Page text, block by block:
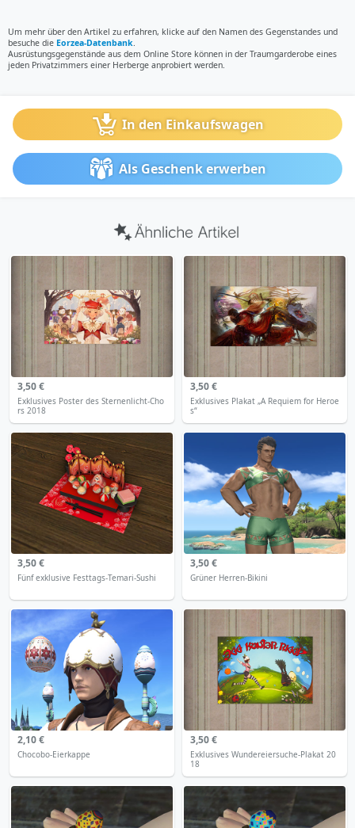
Um mehr über den Artikel zu erfahren, klicke auf den Namen des Gegenstandes und
besuche die Eorzea-Datenbank.
Ausrüstungsgegenstände aus dem Online Store können in der Traumgarderobe eines
jeden Privatzimmers einer Herberge anprobiert werden.
In den Einkaufswagen
Als Geschenk erwerben
3,50 €
Exklusives Poster des Sternenlicht-Cho
rs 2018
3,50 €
Exklusives Plakat „A Requiem for Heroe
s“
3,50 €
Fünf exklusive Festtags-Temari-Sushi
3,50 €
Grüner Herren-Bikini
2,10 €
Chocobo-Eierkappe
3,50 €
Exklusives Wundereiersuche-Plakat 20
18